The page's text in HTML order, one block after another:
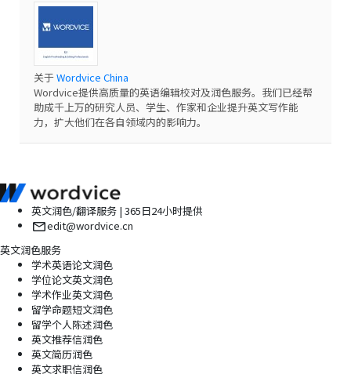
关于Wordvice China
Wordvice提供高质量的英语编辑校对及润色服务。我们已经帮
助成千上万的研究人员、学生、作家和企业提升英文写作能
力，扩大他们在各自领域内的影响力。
英文润色/翻译服务 | 365日24小时提供
edit@wordvice.cn
英文润色服务
学术英语论文润色
学位论文英文润色
学术作业英文润色
留学命题短文润色
留学个人陈述润色
英文推荐信润色
英文简历润色
英文求职信润色